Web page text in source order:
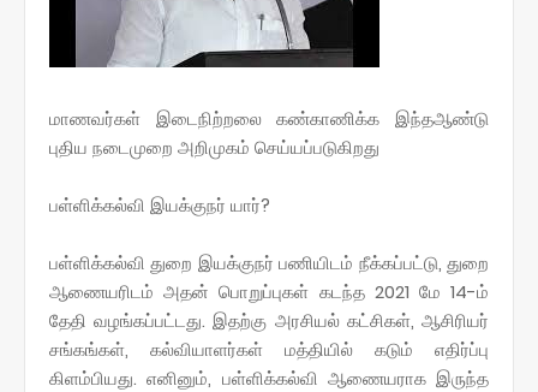
மாணவர்கள் இடைநிற்றலை கண்காணிக்க இந்தஆண்டு
புதிய நடைமுறை அறிமுகம் செய்யப்படுகிறது
பள்ளிக்கல்வி இயக்குநர் யார்?
பள்ளிக்கல்வி துறை இயக்குநர் பணியிடம் நீக்கப்பட்டு, துறை
ஆணையரிடம் அதன் பொறுப்புகள் கடந்த 2021 மே 14-ம்
தேதி வழங்கப்பட்டது. இதற்கு அரசியல் கட்சிகள், ஆசிரியர்
சங்கங்கள், கல்வியாளர்கள் மத்தியில் கடும் எதிர்ப்பு
கிளம்பியது. எனினும், பள்ளிக்கல்வி ஆணையராக இருந்த